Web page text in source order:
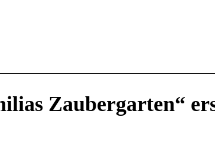
Zaubergarten“